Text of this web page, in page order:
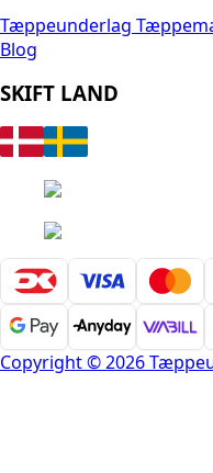
Tæppeunderlag
Blog
SKIFT LAND
Copyright © 2026